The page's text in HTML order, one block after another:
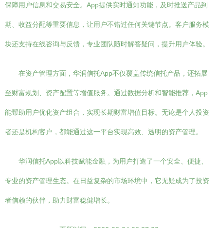
保障用户信息和交易安全。App提供实时通知功能，及时推送产品到
期、收益分配等重要信息，让用户不错过任何关键节点。客户服务模
块还支持在线咨询与反馈，专业团队随时解答疑问，提升用户体验。
在资产管理方面，华润信托App不仅覆盖传统信托产品，还拓展
至财富规划、资产配置等增值服务。通过数据分析和智能推荐，App
能帮助用户优化资产组合，实现长期财富增值目标。无论是个人投资
者还是机构客户，都能通过这一平台实现高效、透明的资产管理。
华润信托App以科技赋能金融，为用户打造了一个安全、便捷、
专业的资产管理生态。在日益复杂的市场环境中，它无疑成为了投资
者信赖的伙伴，助力财富稳健增长。